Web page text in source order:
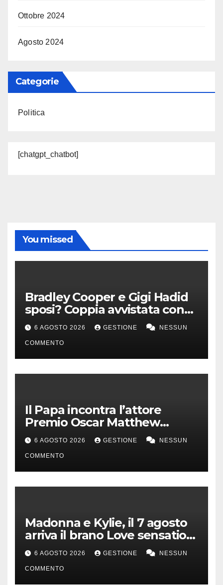
Ottobre 2024
Agosto 2024
Categorie
Politica
[chatgpt_chatbot]
You missed
Bradley Cooper e Gigi Hadid
sposi? Coppia avvistata con
anello all’anulare
6 AGOSTO 2026 GESTIONE NESSUN
COMMENTO
Il Papa incontra l’attore
Premio Oscar Matthew
McConaughey
6 AGOSTO 2026 GESTIONE NESSUN
COMMENTO
Madonna e Kylie, il 7 agosto
arriva il brano Love sensation
(Afterhours mix)
6 AGOSTO 2026 GESTIONE NESSUN
COMMENTO